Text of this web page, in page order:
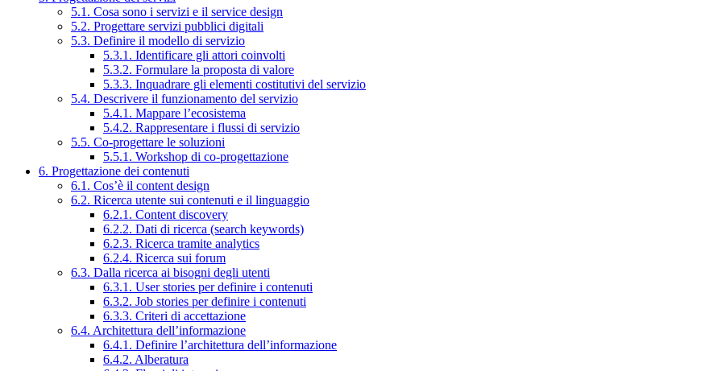
5.1. Cosa sono i servizi e il service design
5.2. Progettare servizi pubblici digitali
5.3. Definire il modello di servizio
5.3.1. Identificare gli attori coinvolti
5.3.2. Formulare la proposta di valore
5.3.3. Inquadrare gli elementi costitutivi del servizio
5.4. Descrivere il funzionamento del servizio
5.4.1. Mappare l’ecosistema
5.4.2. Rappresentare i flussi di servizio
5.5. Co-progettare le soluzioni
5.5.1. Workshop di co-progettazione
6. Progettazione dei contenuti
6.1. Cos’è il content design
6.2. Ricerca utente sui contenuti e il linguaggio
6.2.1. Content discovery
6.2.2. Dati di ricerca (search keywords)
6.2.3. Ricerca tramite analytics
6.2.4. Ricerca sui forum
6.3. Dalla ricerca ai bisogni degli utenti
6.3.1. User stories per definire i contenuti
6.3.2. Job stories per definire i contenuti
6.3.3. Criteri di accettazione
6.4. Architettura dell’informazione
6.4.1. Definire l’architettura dell’informazione
6.4.2. Alberatura